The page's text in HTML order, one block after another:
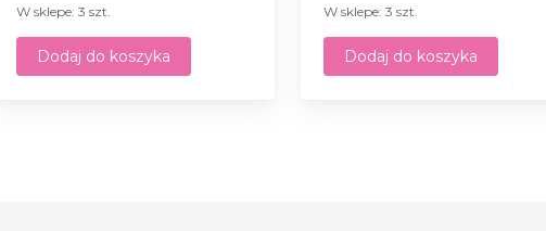
W sklepe: 3 szt.
Dodaj do koszyka
W sklepe: 3 szt.
Dodaj do koszyka